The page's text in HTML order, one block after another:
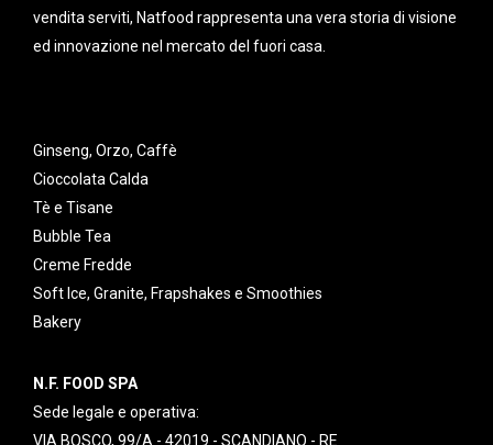
vendita serviti, Natfood rappresenta una vera storia di visione
ed innovazione nel mercato del fuori casa.
Ginseng, Orzo, Caffè
Cioccolata Calda
Tè e Tisane
Bubble Tea
Creme Fredde
Soft Ice, Granite, Frapshakes e Smoothies
Bakery
N.F. FOOD SPA
Sede legale e operativa:
VIA BOSCO, 99/A - 42019 - SCANDIANO - RE